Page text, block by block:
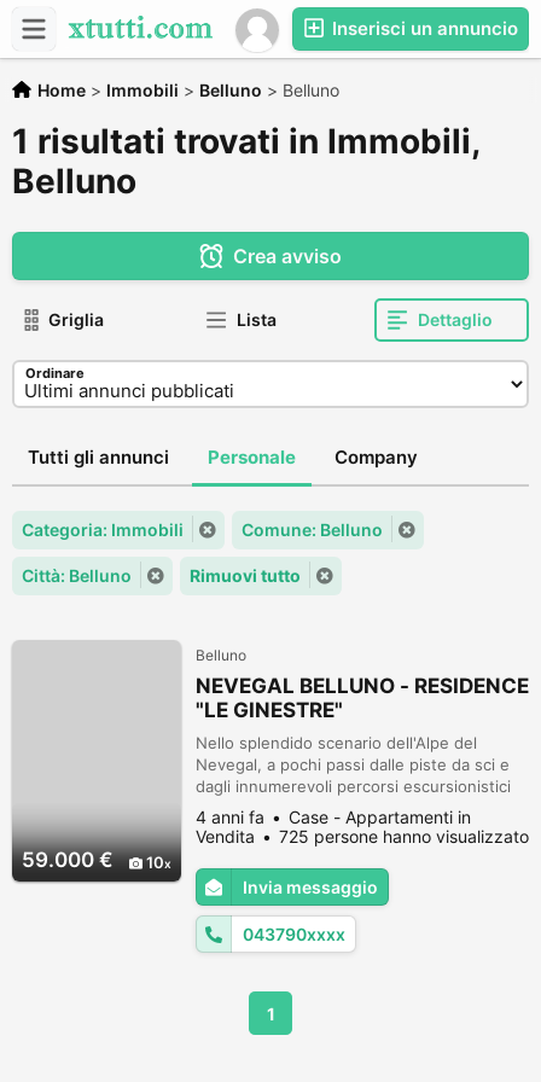
Inserisci un annuncio
Home > Immobili > Belluno > Belluno
1 risultati trovati in Immobili,
Belluno
Crea avviso
Griglia Lista Dettaglio
Ordinare
Tutti gli annunci Personale Company
Categoria: Immobili Comune: Belluno
Città: Belluno Rimuovi tutto
59.000 € 10
Belluno
NEVEGAL BELLUNO - RESIDENCE
"LE GINESTRE"
Nello splendido scenario dell'Alpe del
Nevegal, a pochi passi dalle piste da sci e
dagli innumerevoli percorsi escursionistici
estivi, proponiamo elegante appartamento
in residence, composto da ingresso,
soggiorno, angolo cottura, due camere da
letto, bagno e terrazzo con splendida vista
panoramica sull'arco alpino delle dolomiti
bellunesi. Due posti auto in...
4 anni fa
Case - Appartamenti in
Vendita
725 persone hanno visualizzato
Invia messaggio
043790xxxx
1